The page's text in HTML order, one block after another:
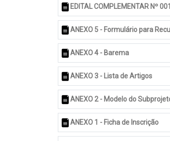
EDITAL COMPLEMENTAR Nº
ANEXO 5 - Formulário para
ANEXO 4 - Barema
ANEXO 3 - Lista de Artigos
ANEXO 2 - Modelo do
ANEXO 1 - Ficha de Inscrição